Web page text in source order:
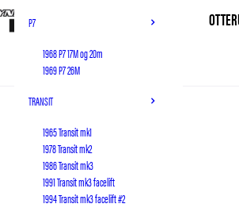
P7
1968 P7 17M og 20m
1969 P7 26M
TRANSIT
1965 Transit mk1
1978 Transit mk2
1986 Transit mk3
1991 Transit mk3 facelift
1994 Transit mk3 facelift #2